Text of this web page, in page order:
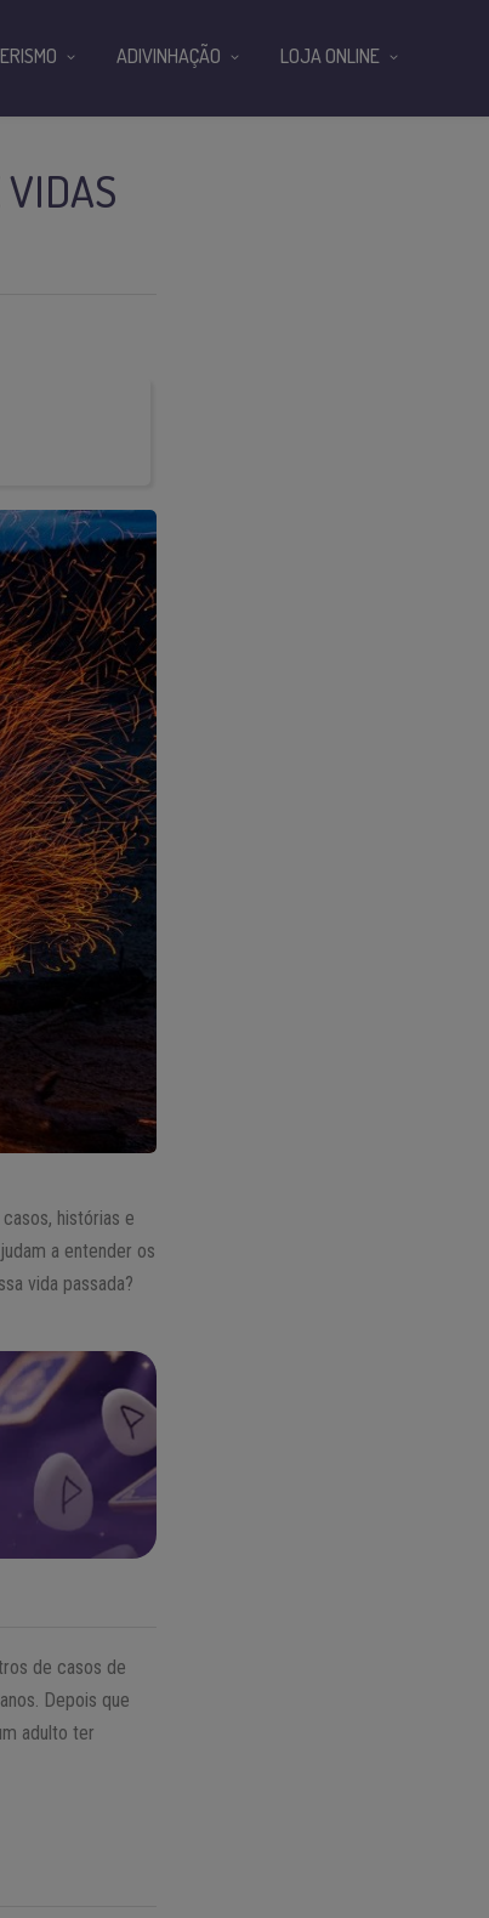
histórias e
a entender os
vida passada?
de casos de
Depois que
adulto ter
ADIVINHAÇÃO LOJA ONLINE